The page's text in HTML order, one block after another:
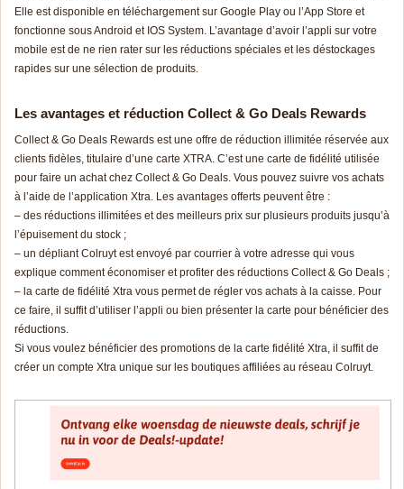
Elle est disponible en téléchargement sur Google Play ou l’App Store et
fonctionne sous Android et IOS System. L’avantage d’avoir l’appli sur votre
mobile est de ne rien rater sur les réductions spéciales et les déstockages
rapides sur une sélection de produits.
Les avantages et réduction Collect & Go Deals Rewards
Collect & Go Deals Rewards est une offre de réduction illimitée réservée aux
clients fidèles, titulaire d’une carte XTRA. C’est une carte de fidélité utilisée
pour faire un achat chez Collect & Go Deals. Vous pouvez suivre vos achats
à l’aide de l’application Xtra. Les avantages offerts peuvent être :
– des réductions illimitées et des meilleurs prix sur plusieurs produits jusqu’à
l’épuisement du stock ;
– un dépliant Colruyt est envoyé par courrier à votre adresse qui vous
explique comment économiser et profiter des réductions Collect & Go Deals ;
– la carte de fidélité Xtra vous permet de régler vos achats à la caisse. Pour
ce faire, il suffit d’utiliser l’appli ou bien présenter la carte pour bénéficier des
réductions.
Si vous voulez bénéficier des promotions de la carte fidélité Xtra, il suffit de
créer un compte Xtra unique sur les boutiques affiliées au réseau Colruyt.